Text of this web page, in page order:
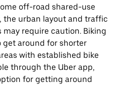
off-road shared-use
the urban layout and traffic
require caution. Biking
get around for shorter
with established bike
through the Uber app,
for getting around